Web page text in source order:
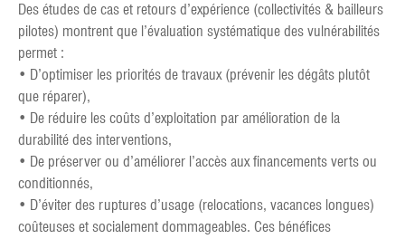
Des études de cas et retours d’expérience (collectivités & bailleurs
pilotes) montrent que l’évaluation systématique des vulnérabilités
permet :
• D’optimiser les priorités de travaux (prévenir les dégâts plutôt
que réparer),
• De réduire les coûts d’exploitation par amélioration de la
durabilité des interventions,
• De préserver ou d’améliorer l’accès aux financements verts ou
conditionnés,
• D’éviter des ruptures d’usage (relocations, vacances longues)
coûteuses et socialement dommageables. Ces bénéfices